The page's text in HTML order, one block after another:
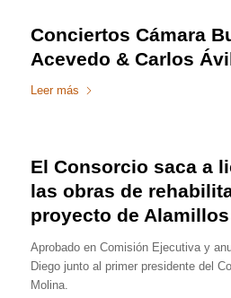
Conciertos Cámara
Acevedo & Carlos
Leer más
El Consorcio saca a
las obras de
proyecto de
Aprobado en Comisión Ejecutiva y
Diego junto al primer presidente del
Molina.